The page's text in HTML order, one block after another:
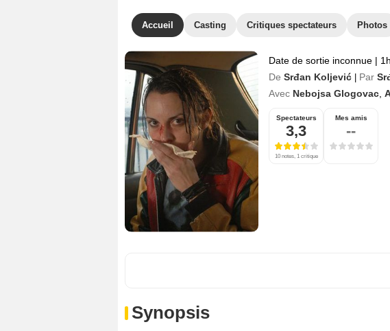
Accueil Casting Critiques spectateurs Photos
Date de sortie inconnue |
De Srđan Koljević Par
Avec Nebojsa Glogovac
Spectateurs
3,3
10 notes, 1 critique
Mes amis
--
Synopsis